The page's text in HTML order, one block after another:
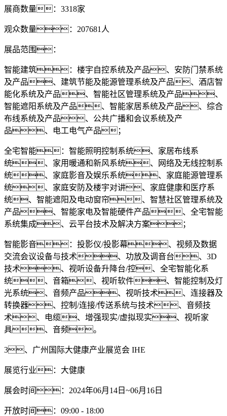
展商数量：3318家
观众数量：207681人
展品范围：
智能建筑：楼宇自控系统及产品、安防门禁系统
及产品、建筑节能及能源管理系统及产品、酒店智
能化系统及产品、智能社区管理系统及产品、
智能遮阳系统及产品、智能家居系统及产品、综合
布线系统及产品、公共广播和会议系统及产
品、电工电气产品；
全宅智能：智能照明控制系统、家居布线系
统、家用暖通和新风系统、网络及无线控制系
统、家庭影音及娱乐系统、家庭能源管理系
统、家庭安防及楼宇对讲、家庭健康和医疗系
统、智能遮阳及电动窗帘、智慧社区管理系统及
产品、智能家电及智能硬件产品、全宅智能
系统集成、云平台技术及解决方案；
智能影音：投影仪/投影幕、视频及数据
交流会议设备与技术、功放及调音台、3D
技术、视听设备升降台/控、全宅智能化系
统、音箱、视听软件、智能控制及灯
光系统、音频产品、视听技术、连接器及
转换器、控制/连接/传送系统与技术、音频技
术、电缆、增强现实/虚拟现实、视听家
具、音频。
3、广州国际大健康产业展览会 IHE
展览行业：大健康
展会时间：2024年06月14日~06月16日
开放时间：09:00 - 18:00